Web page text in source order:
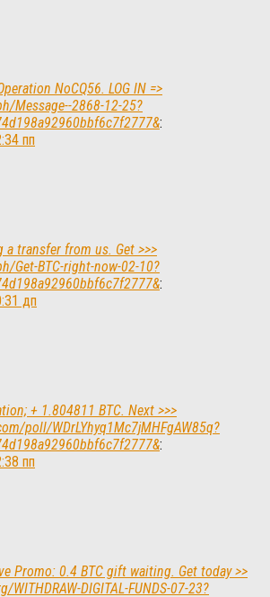
NoCQ56. LOG IN =>
Message--2868-12-25?
:
пп
a transfer from us. Get >>>
Get-BTC-right-now-02-10?
:
дп
+ 1.804811 BTC. Next >>>
poll/WDrLYhyq1Mc7jMHFgAW85q?
:
пп
Promo: 0.4 BTC gift waiting. Get today >>
DIGITAL-FUNDS-07-23?